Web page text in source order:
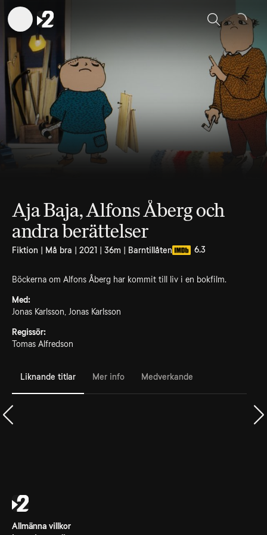
Sök
Aja Baja, Alfons Åberg och
andra berättelser
Fiktion | Må bra | 2021 | 36m | Barntillåten 6.3
Böckerna om Alfons Åberg har kommit till liv i en bokfilm.
Med:
Jonas Karlsson, Jonas Karlsson
Regissör:
Tomas Alfredson
Liknande titlar Mer info Medverkande
Allmänna villkor